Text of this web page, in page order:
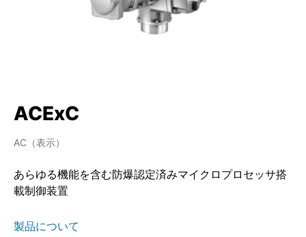
ACExC
AC（表示）
あらゆる機能を含む防爆認定済みマイクロプロセッサ搭
載制御装置
製品について